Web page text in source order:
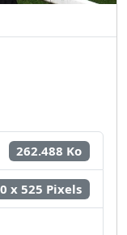
262.488 Ko
x 525 Pixels